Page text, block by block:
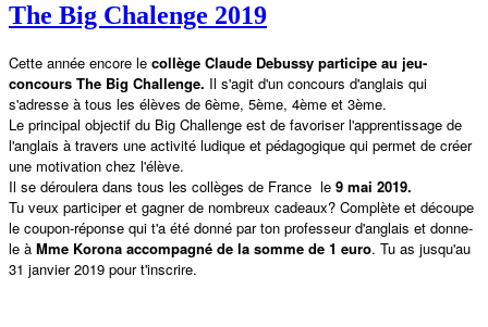
The Big Chalenge 2019
Cette année encore le collège Claude Debussy participe au jeu-
concours The Big Challenge. Il s'agit d'un concours d'anglais qui
s'adresse à tous les élèves de 6ème, 5ème, 4ème et 3ème.
Le principal objectif du Big Challenge est de favoriser l'apprentissage de
l'anglais à travers une activité ludique et pédagogique qui permet de créer
une motivation chez l'élève.
Il se déroulera dans tous les collèges de France le 9 mai 2019.
Tu veux participer et gagner de nombreux cadeaux? Complète et découpe
le coupon-réponse qui t'a été donné par ton professeur d'anglais et donne-
le à Mme Korona accompagné de la somme de 1 euro. Tu as jusqu'au
31 janvier 2019 pour t'inscrire.